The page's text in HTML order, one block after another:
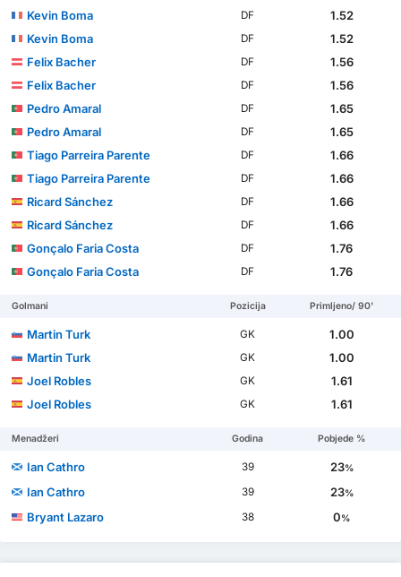
Kevin Boma
DF
1.52
Kevin Boma
DF
1.52
Felix Bacher
DF
1.56
Felix Bacher
DF
1.56
Pedro Amaral
DF
1.65
Pedro Amaral
DF
1.65
Tiago Parreira Parente
DF
1.66
Tiago Parreira Parente
DF
1.66
Ricard Sánchez
DF
1.66
Ricard Sánchez
DF
1.66
Gonçalo Faria Costa
DF
1.76
Gonçalo Faria Costa
DF 1.76
Golmani Pozicija Primljeno/ 90'
Martin Turk GK
1.00
Martin Turk
GK
1.00
Joel Robles
GK
1.61
Joel Robles
GK 1.61
Menadžeri Godina Pobjede %
Ian Cathro 39 23%
Ian Cathro 39 23%
Bryant Lazaro 38 0%